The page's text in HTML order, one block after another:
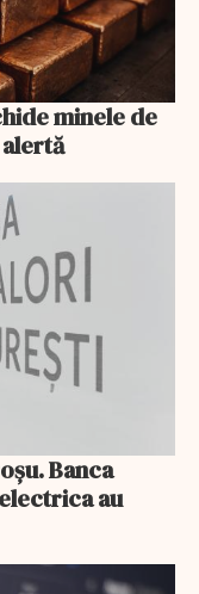
minele de
Banca
au